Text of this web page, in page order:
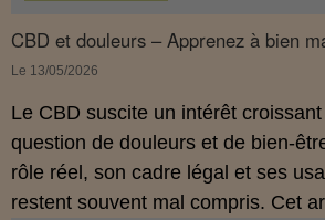
propose une mise au point claire et
comprendre comment le CBD
démarche de prévention, sans
CBD et douleurs – Apprenez à bien
Le 13/05/2026
Le CBD suscite un intérêt croissant
question de douleurs et de
rôle réel, son cadre légal et ses
restent souvent mal compris. Cet